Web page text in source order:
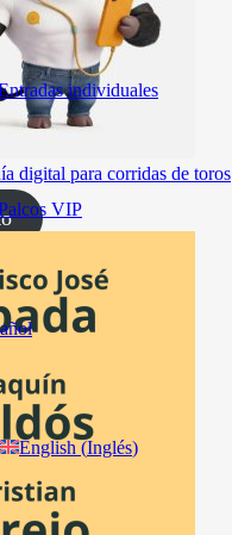
individuales
VIP
English (Inglés)
digital para corridas de toros